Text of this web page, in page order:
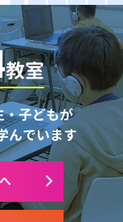
教室
子どもが
んでいます